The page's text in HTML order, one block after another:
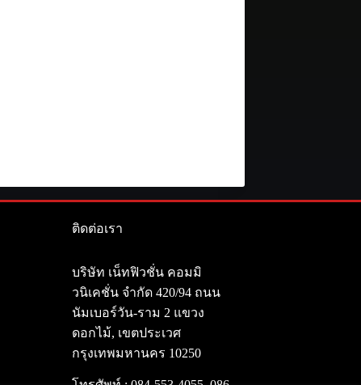
ติดต่อเรา
บริษัท เน็ทฟิวชั่น คอมมิ
วนิเคชั่น จำกัด 420/94 ถนน
นัมเบอร์วัน-ราม 2 แขวง
ดอกไม้, เขตประเวศ
กรุงเทพมหานคร 10250